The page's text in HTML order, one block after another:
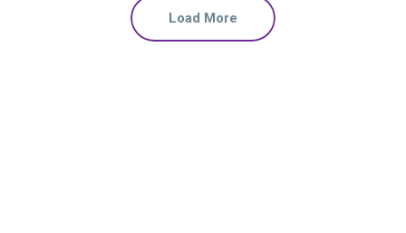
Load More